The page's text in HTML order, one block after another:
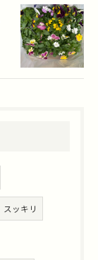
スッキリ